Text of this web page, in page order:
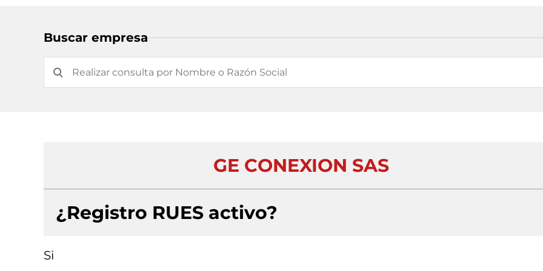
Buscar empresa
GE CONEXION SAS
¿Registro RUES activo?
Si